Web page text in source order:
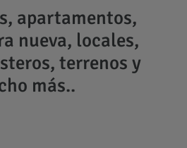
apartamentos,
nueva, locales,
terrenos y
más..